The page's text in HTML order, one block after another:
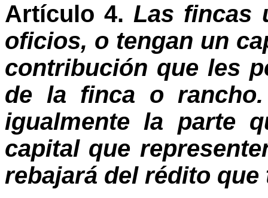
Artículo 4. Las fincas
oficios, o tengan un
contribución que les
de la finca o rancho.
igualmente la parte
capital que
rebajará del rédito